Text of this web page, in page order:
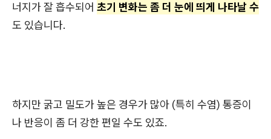
너지가 잘 흡수되어 초기 변화는 좀 더 눈에 띄게 나타날 수
도 있습니다.
하지만 굵고 밀도가 높은 경우가 많아 (특히 수염) 통증이
나 반응이 좀 더 강한 편일 수도 있죠.